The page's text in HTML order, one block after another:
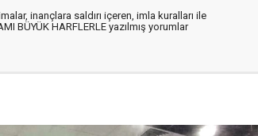
inançlara saldırı içeren, imla kuralları ile
BÜYÜK HARFLERLE yazılmış yorumlar